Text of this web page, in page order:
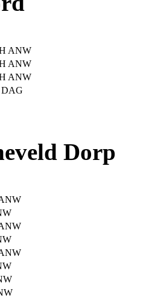
ANW
ANW
ANW
DAG
Dorp